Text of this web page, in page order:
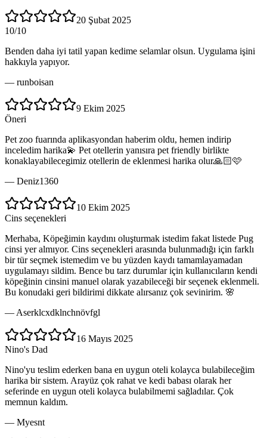
20 Şubat 2025
10/10
Benden daha iyi tatil yapan kedime selamlar olsun. Uygulama işini
hakkıyla yapıyor.
— runboisan
9 Ekim 2025
Öneri
Pet zoo fuarında aplikasyondan haberim oldu, hemen indirip
inceledim harika💫 Pet otellerin yanısıra pet friendly birlikte
konaklayabilecegimiz otellerin de eklenmesi harika olur🙏🏻🩷
— Deniz1360
10 Ekim 2025
Cins seçenekleri
Merhaba, Köpeğimin kaydını oluşturmak istedim fakat listede Pug
cinsi yer almıyor. Cins seçenekleri arasında bulunmadığı için farklı
bir tür seçmek istemedim ve bu yüzden kaydı tamamlayamadan
uygulamayı sildim. Bence bu tarz durumlar için kullanıcıların kendi
köpeğinin cinsini manuel olarak yazabileceği bir seçenek eklenmeli.
Bu konudaki geri bildirimi dikkate alırsanız çok sevinirim. 🌸
— Aserklcxdklnchnövfgl
16 Mayıs 2025
Nino's Dad
Nino'yu teslim ederken bana en uygun oteli kolayca bulabileceğim
harika bir sistem. Arayüz çok rahat ve kedi babası olarak her
seferinde en uygun oteli kolayca bulabilmemi sağladılar. Çok
memnun kaldım.
— Myesnt